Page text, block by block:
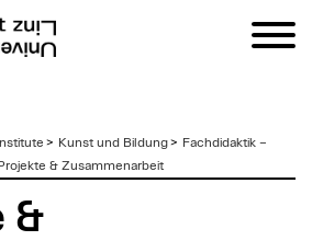
> Kunst und Bildung> Fachdidaktik –
& Zusammenarbeit
&